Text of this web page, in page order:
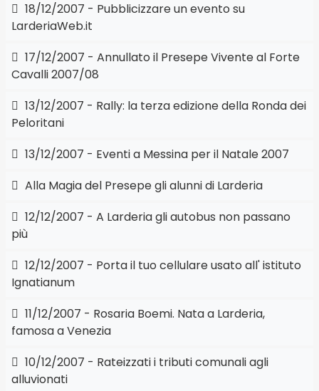
18/12/2007 - Pubblicizzare un evento su
LarderiaWeb.it
17/12/2007 - Annullato il Presepe Vivente al Forte
Cavalli 2007/08
13/12/2007 - Rally: la terza edizione della Ronda dei
Peloritani
13/12/2007 - Eventi a Messina per il Natale 2007
Alla Magia del Presepe gli alunni di Larderia
12/12/2007 - A Larderia gli autobus non passano
più
12/12/2007 - Porta il tuo cellulare usato all' istituto
Ignatianum
11/12/2007 - Rosaria Boemi. Nata a Larderia,
famosa a Venezia
10/12/2007 - Rateizzati i tributi comunali agli
alluvionati